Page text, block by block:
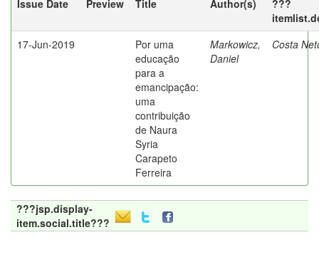
Issue Date Preview Title Author(s)
???
17-Jun-2019
Por uma
educação
para a
emancipação:
uma
contribuição
de Naura
Syria
Carapeto
Ferreira
Markowicz,
Daniel
Costa
???jsp.display-
item.social.title???